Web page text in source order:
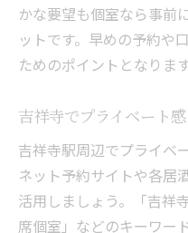
かな要望も個室なら事前
ットです。早めの予約や
ためのポイントとなります
吉祥寺でプライベート
吉祥寺駅周辺でプライベ
ネット予約サイトや各居
活用しましょう。「吉祥
席個室」などのキーワー